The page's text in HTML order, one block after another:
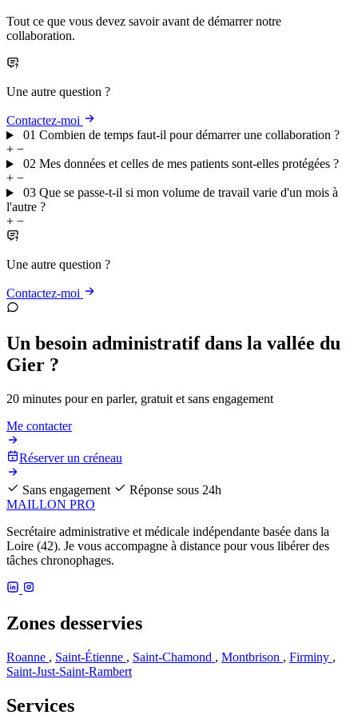
Tout ce que vous devez savoir avant de démarrer notre
collaboration.
Une autre question ?
Contactez-moi
01 Combien de temps faut-il pour démarrer une collaboration ?
+ −
02 Mes données et celles de mes patients sont-elles protégées ?
+ −
03 Que se passe-t-il si mon volume de travail varie d'un mois à
l'autre ?
+ −
Une autre question ?
Contactez-moi
Un besoin administratif dans la vallée du
Gier ?
20 minutes pour en parler, gratuit et sans engagement
Me contacter
Réserver un créneau
Sans engagement
Réponse sous 24h
MAILLON PRO
Secrétaire administrative et médicale indépendante basée dans la
Loire (42). Je vous accompagne à distance pour vous libérer des
tâches chronophages.
Zones desservies
Roanne , Saint-Étienne , Saint-Chamond , Montbrison , Firminy ,
Saint-Just-Saint-Rambert
Services